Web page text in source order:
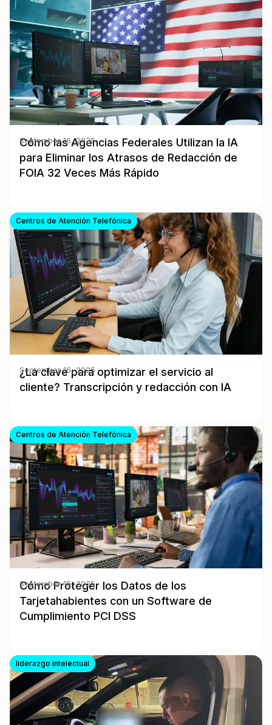
Cómo las Agencias Federales Utilizan la IA
para Eliminar los Atrasos de Redacción de
FOIA 32 Veces Más Rápido
September 16, 2025
Centros de Atención Telefónica
¿La clave para optimizar el servicio al
cliente? Transcripción y redacción con IA
September 16, 2025
Centros de Atención Telefónica
Cómo Proteger los Datos de los
Tarjetahabientes con un Software de
Cumplimiento PCI DSS
September 16, 2025
liderazgo intelectual